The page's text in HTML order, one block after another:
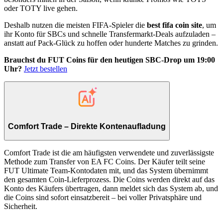
oder TOTY live gehen.
Deshalb nutzen die meisten FIFA-Spieler die best fifa coin site, um
ihr Konto für SBCs und schnelle Transfermarkt-Deals aufzuladen –
anstatt auf Pack-Glück zu hoffen oder hunderte Matches zu grinden.
Brauchst du FUT Coins für den heutigen SBC-Drop um 19:00
Uhr? Jetzt bestellen
Comfort Trade – Direkte Kontenaufladung
Comfort Trade ist die am häufigsten verwendete und zuverlässigste
Methode zum Transfer von EA FC Coins. Der Käufer teilt seine
FUT Ultimate Team-Kontodaten mit, und das System übernimmt
den gesamten Coin-Lieferprozess. Die Coins werden direkt auf das
Konto des Käufers übertragen, dann meldet sich das System ab, und
die Coins sind sofort einsatzbereit – bei voller Privatsphäre und
Sicherheit.